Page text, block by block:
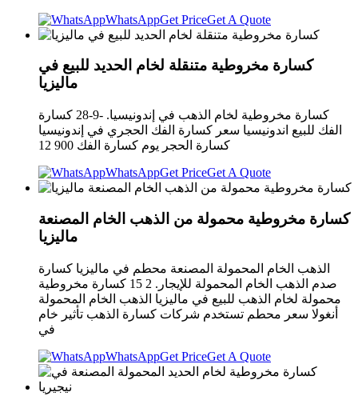
WhatsAppGet PriceGet A Quote
كسارة مخروطية متنقلة لخام الحديد للبيع في
ماليزيا
كسارة مخروطية لخام الذهب في إندونيسيا. -9-28 كسارة
الفك للبيع اندونيسيا سعر كسارة الفك الحجري في إندونيسيا
كسارة الحجر يوم كسارة الفك 900 12
WhatsAppGet PriceGet A Quote
كسارة مخروطية محمولة من الذهب الخام المصنعة
ماليزيا
الذهب الخام المحمولة المصنعة محطم في ماليزيا كسارة
صدم الذهب الخام المحمولة للإيجار. 2 15 كسارة مخروطية
محمولة لخام الذهب للبيع في ماليزيا الذهب الخام المحمولة
أنغولا سعر محطم تستخدم شركات كسارة الذهب تأثير خام
في
WhatsAppGet PriceGet A Quote